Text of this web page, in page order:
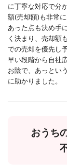
に丁寧な対応で分
額(売却額)も非常
あった点も決め手
く決まり、売却額
での売却を優先し
早い段階から自社
お陰で、あっとい
に助かりました。
おうち